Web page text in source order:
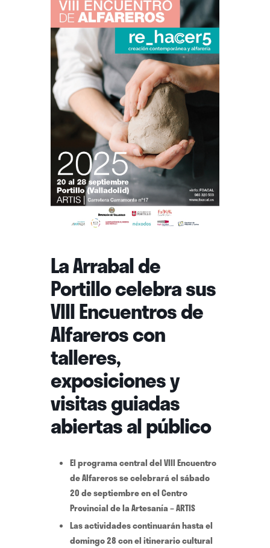
La Arrabal de
Portillo celebra sus
VIII Encuentros de
Alfareros con
talleres,
exposiciones y
visitas guiadas
abiertas al público
El programa central del VIII Encuentro
de Alfareros se celebrará el sábado
20 de septiembre en el Centro
Provincial de la Artesanía – ARTIS
Las actividades continuarán hasta el
domingo 28 con el itinerario cultural